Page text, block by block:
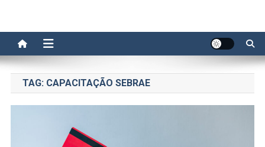
TAG: CAPACITAÇÃO SEBRAE